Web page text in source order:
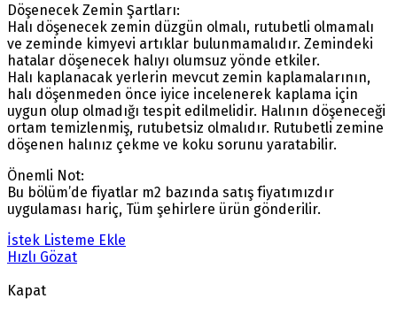
Döşenecek Zemin Şartları:
Halı döşenecek zemin düzgün olmalı, rutubetli olmamalı
ve zeminde kimyevi artıklar bulunmamalıdır. Zemindeki
hatalar döşenecek halıyı olumsuz yönde etkiler.
Halı kaplanacak yerlerin mevcut zemin kaplamalarının,
halı döşenmeden önce iyice incelenerek kaplama için
uygun olup olmadığı tespit edilmelidir. Halının döşeneceği
ortam temizlenmiş, rutubetsiz olmalıdır. Rutubetli zemine
döşenen halınız çekme ve koku sorunu yaratabilir.
Önemli Not:
Bu bölüm’de fiyatlar m2 bazında satış fiyatımızdır
uygulaması hariç, Tüm şehirlere ürün gönderilir.
İstek Listeme Ekle
Hızlı Gözat
Kapat